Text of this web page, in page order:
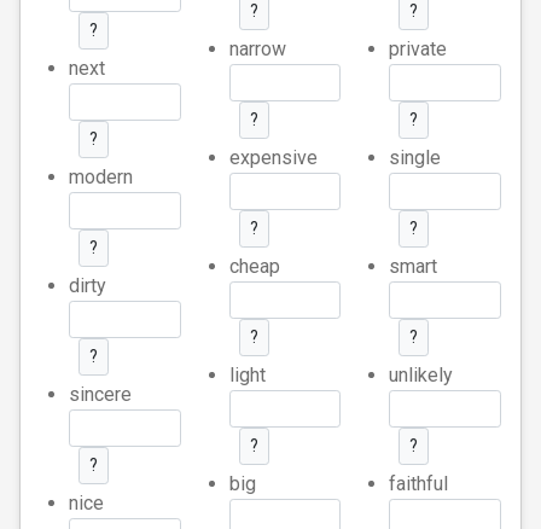
?
next
?
modern
?
dirty
?
sincere
?
nice
?
narrow
?
expensive
?
cheap
?
light
?
big
?
private
?
single
?
smart
?
unlikely
?
faithful